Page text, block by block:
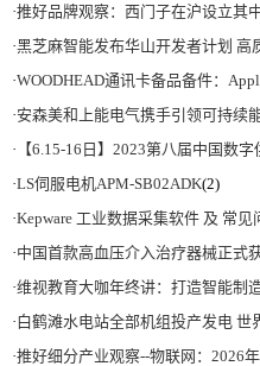
·推好品牌观察：西门子在沪设立其
·黑芝麻智能发布华山开发者计划 高
·WOODHEAD通讯卡备品备件：Applicom
·安森美和上能电气携手引领可持续能源应用的发展 两家公司合
· 【6.15-16日】2023第八届中国数
·LS伺服电机APM-SB02ADK(2)
·Kepware 工业数据采集软件 及 常见
·中国首款高血压介入治疗器械正式
·维视教育大咖年终讲：打造智能制
·白鹤滩水电站全部机组投产发电 世界最大清洁能源走廊全面建成|将
·推好细分产业观察--物联网：2026年中国物联网市场规模接